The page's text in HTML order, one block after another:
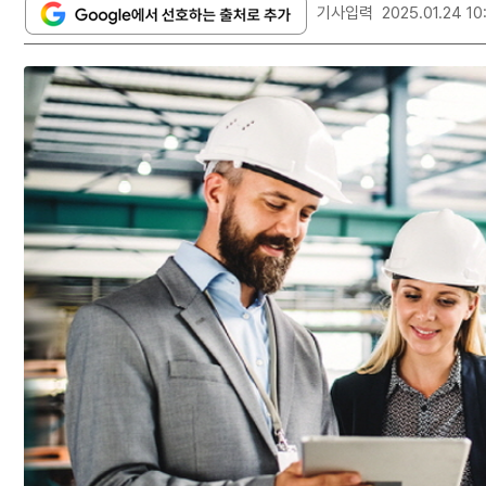
기사입력 2025.01.24